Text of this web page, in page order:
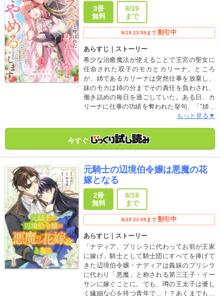
にします～辺境で自由を満喫中
なので、今さら真の聖女と言わ
れても知りません！～
3冊
無料
8/19
まで
8/19 23:59まで 割引中
あらすじ｜ストーリー
希少な治癒魔法が使えることで王宮の聖女に
任命された双子のモカとカリーナ。ところ
が、姉であるカリーナは突然仕事を放棄し、
妹のモカは姉の分までその責任を負わされ、
働き詰めの毎日を過ごしていた。ある日、カ
リーナに仕事の功績を奪われた挙句、「”姉の
スペア”は用済みだ」と、呪われた騎士団の団
へ嫁ぐことを強いられる。しかし、モカは
「こんなにつらい仕事から解放されるの
な悪い噂の絶えない辺境の地でモカを待ち受
けていたのは、聖女を目の敵にし嫌う訳あり
な騎士団長・アレクシスで――…？”姉のスペ
ア”だと蔑まれた聖女が真の力を発揮し、呪わ
れた騎士団を癒して必要とされる、愛され聖
女のラブファンタジー！
もっと見る▼
今すぐ
元騎士の辺境伯令嬢は悪魔の花
嫁となる
2冊
無料
8/19
まで
8/19 23:59まで 割引中
あらすじ｜ストーリー
「ナディア、プリシラに代わってお前が王家
に嫁げ」騎士として騎士団にすべてを捧げて
きた辺境伯令嬢・ナディアは義妹のプリシラ
に代わり「悪魔」と称される第三王子・イー
サンに嫁ぐことに。でも、噂の王太子は優し
く繊細な心を持つ青年で…！？あくまでも三